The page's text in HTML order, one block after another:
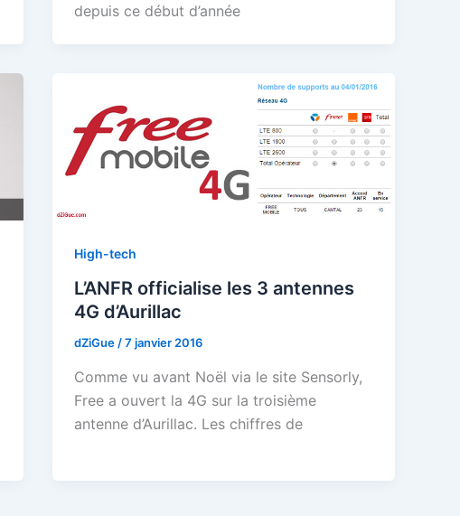
depuis ce début d’année
High-tech
L’ANFR officialise les 3 antennes
4G d’Aurillac
dZiGue /7 janvier 2016
Comme vu avant Noël via le site Sensorly,
Free a ouvert la 4G sur la troisième
antenne d’Aurillac. Les chiffres de